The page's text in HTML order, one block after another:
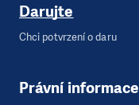
Darujte
Chci potvrzení o daru
Právní informace